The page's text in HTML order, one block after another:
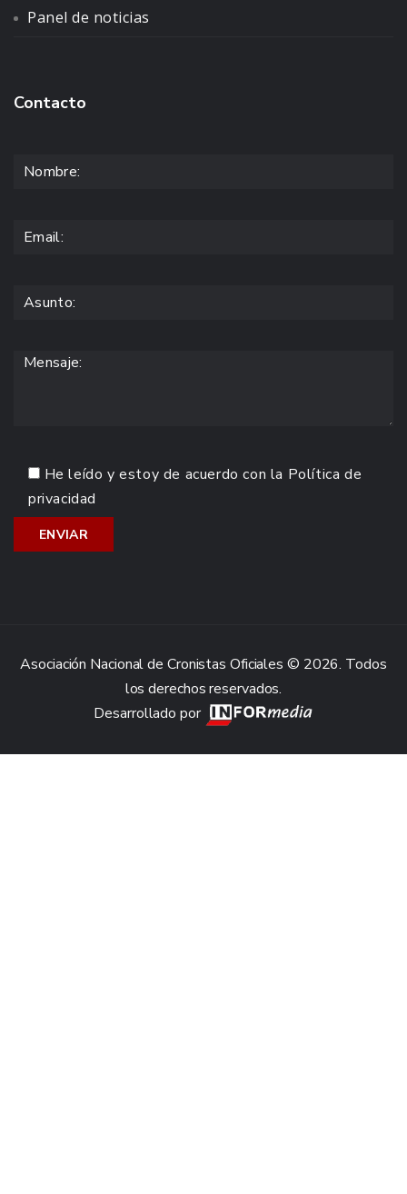
Panel de noticias
Contacto
He leído y estoy de acuerdo con la Política de
privacidad
Asociación Nacional de Cronistas Oficiales © 2026. Todos
los derechos reservados.
Desarrollado por